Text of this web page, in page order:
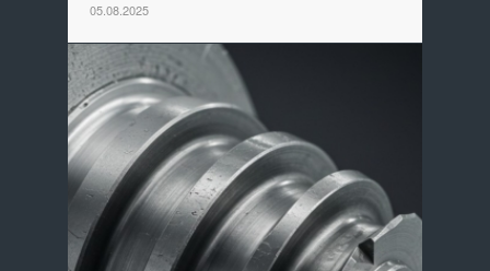
05.08.2025